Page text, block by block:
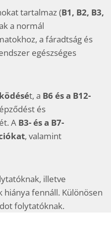
tartalmaz (B1, B2, B3,
a normál
a fáradtság és
egészséges
t, a B6 és a B12-
és
A B3- és a B7-
, valamint
illetve
hiánya fennáll. Különösen
folytatóknak.